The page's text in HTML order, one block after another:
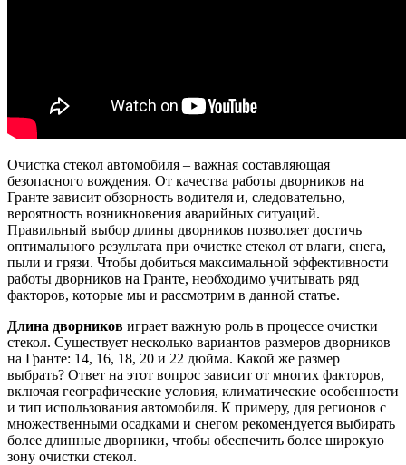
Очистка стекол автомобиля – важная составляющая
безопасного вождения. От качества работы дворников на
Гранте зависит обзорность водителя и, следовательно,
вероятность возникновения аварийных ситуаций.
Правильный выбор длины дворников позволяет достичь
оптимального результата при очистке стекол от влаги, снега,
пыли и грязи. Чтобы добиться максимальной эффективности
работы дворников на Гранте, необходимо учитывать ряд
факторов, которые мы и рассмотрим в данной статье.
Длина дворников играет важную роль в процессе очистки
стекол. Существует несколько вариантов размеров дворников
на Гранте: 14, 16, 18, 20 и 22 дюйма. Какой же размер
выбрать? Ответ на этот вопрос зависит от многих факторов,
включая географические условия, климатические особенности
и тип использования автомобиля. К примеру, для регионов с
множественными осадками и снегом рекомендуется выбирать
более длинные дворники, чтобы обеспечить более широкую
зону очистки стекол.